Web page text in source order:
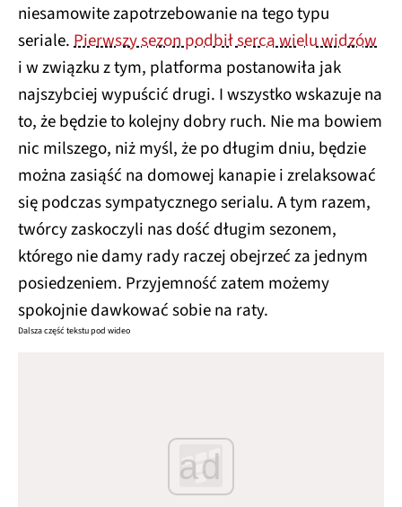
niesamowite zapotrzebowanie na tego typu
seriale.Pierwszy sezon podbił serca wielu widzów
i w związku z tym, platforma postanowiła jak
najszybciej wypuścić drugi. I wszystko wskazuje na
to, że będzie to kolejny dobry ruch. Nie ma bowiem
nic milszego, niż myśl, że po długim dniu, będzie
można zasiąść na domowej kanapie i zrelaksować
się podczas sympatycznego serialu. A tym razem,
twórcy zaskoczyli nas dość długim sezonem,
którego nie damy rady raczej obejrzeć za jednym
posiedzeniem. Przyjemność zatem możemy
spokojnie dawkować sobie na raty.
Dalsza część tekstu pod wideo
ad